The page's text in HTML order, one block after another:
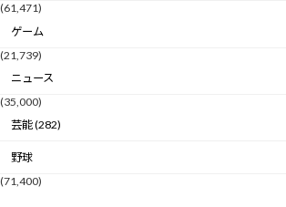
(61,471)
ゲーム
(21,739)
ニュース
(35,000)
芸能 (282)
野球
(71,400)